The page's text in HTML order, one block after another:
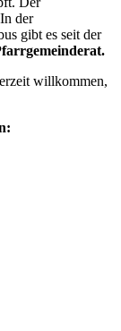
der
gibt es seit der
willkommen,